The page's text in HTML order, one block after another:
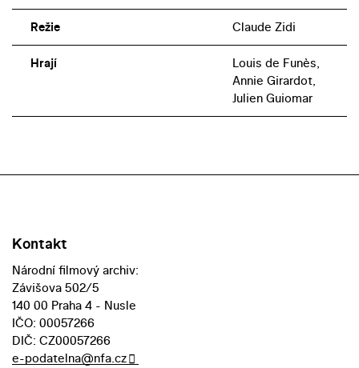
Režie Claude Zidi
Hrají
Louis de Funès,
Annie Girardot,
Julien Guiomar
Kontakt
Národní filmový archiv:
Závišova 502/5
140 00 Praha 4 - Nusle
IČO: 00057266
DIČ: CZ00057266
e-podatelna@nfa.cz